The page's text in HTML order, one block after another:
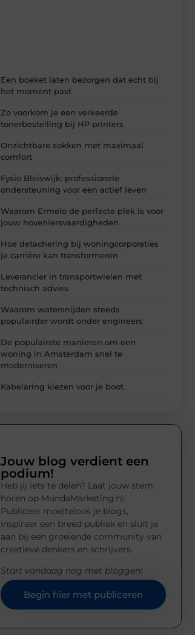
Een boeket laten bezorgen dat echt bij
het moment past
Zo voorkom je een verkeerde
tonerbestelling bij HP printers
Onzichtbare sokken met maximaal
comfort
Fysio Bleiswijk: professionele
ondersteuning voor een actief leven
Waarom Ermelo de perfecte plek is voor
jouw hoveniersvaardigheden
Hoe detachering bij woningcorporaties
je carrière kan transformeren
Leverancier in transportwielen met
technisch advies
Waarom watersnijden steeds
populairder wordt onder engineers
De populairste manieren om een
woning in Amsterdam snel te
moderniseren
Kabelaring kiezen voor je boot
Jouw blog verdient een
podium!
Heb jij iets te delen? Laat jouw stem
horen op MundaMarketing.nl.
Publiceer moeiteloos je blogs,
inspireer een breed publiek en sluit je
aan bij een groeiende community van
creatieve denkers en schrijvers.
Start vandaag nog met bloggen!
Begin hier met publiceren